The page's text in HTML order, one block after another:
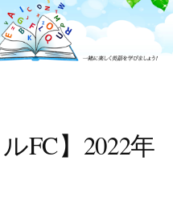
FC】2022年